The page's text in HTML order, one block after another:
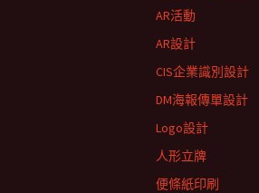
AR活動
AR設計
CIS企業識別設計
DM海報傳單設計
Logo設計
人形立牌
便條紙印刷